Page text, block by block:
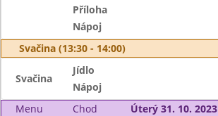
Příloha
Nápoj
Svačina (13:30 - 14:00)
Svačina
Jídlo
Nápoj
Menu
Chod
Úterý 31. 10. 2023